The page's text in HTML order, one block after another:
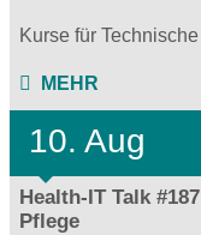
Kurse für
MEHR
10. Aug
Health-IT Talk
Pflege